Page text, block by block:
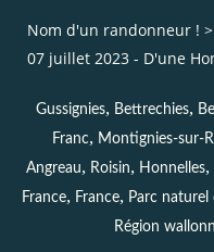
Nom d'un randonneur ! >
07 juillet 2023 - D'une
Gussignies, Bettrechies,
Franc, Montignies-sur-
Angreau, Roisin, Honnelles,
France, France, Parc naturel
Région